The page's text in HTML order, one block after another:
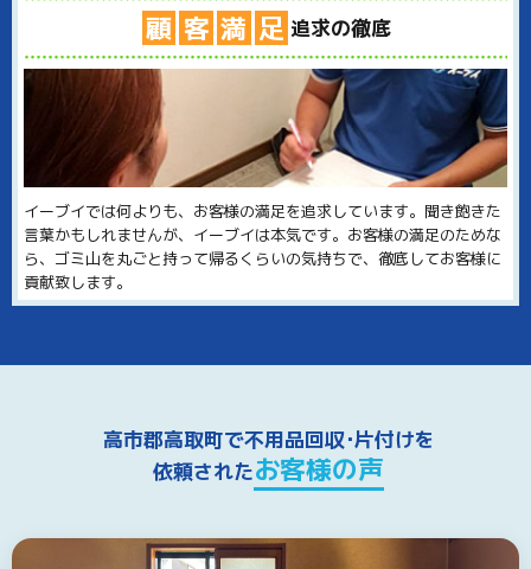
顧 客 満 足 追求の徹底
イーブイでは何よりも、お客様の満足を追求しています。聞き飽きた
言葉かもしれませんが、イーブイは本気です。お客様の満足のためな
ら、ゴミ山を丸ごと持って帰るくらいの気持ちで、徹底してお客様に
貢献致します。
高市郡高取町で不用品回収･片付けを
依頼されたお客様の声